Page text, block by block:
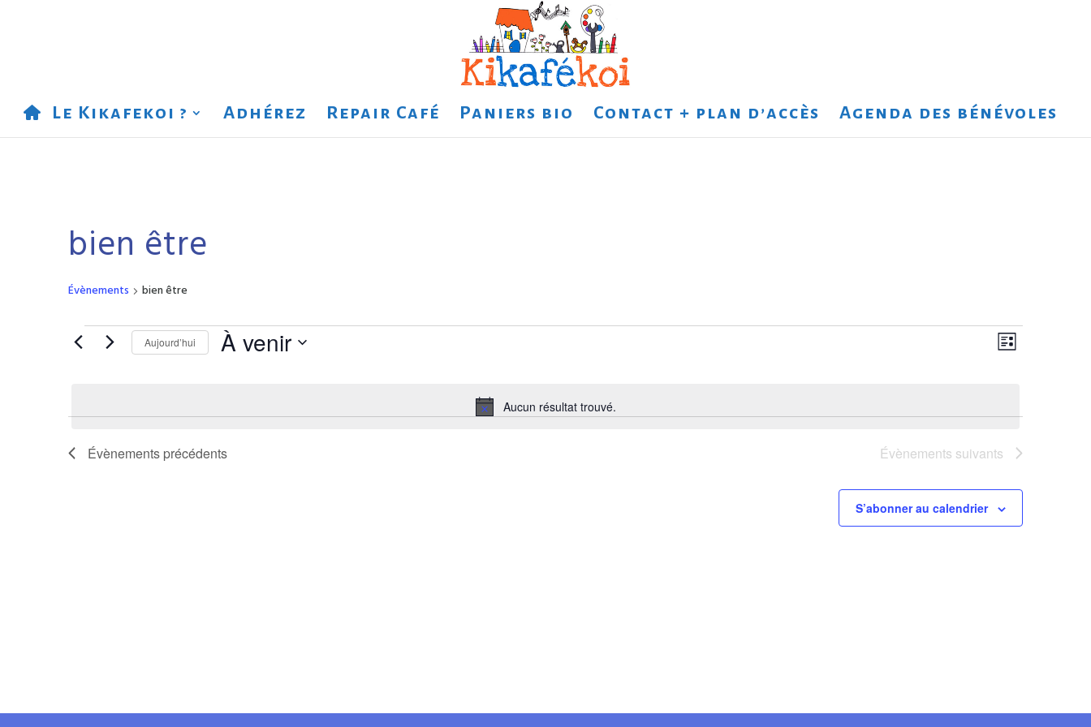
Le Kikafekoi ? Adhérez Repair Café Paniers bio Contact + plan d’accès Agenda des bénévoles
bien être
Évènements bien être
Évènements
Notice
Aucun résultat trouvé.
Navigation
Navigation
de
Liste
Aujourd’hui À venir
Évènements précédents Évènements suivants
S’abonner au calendrier